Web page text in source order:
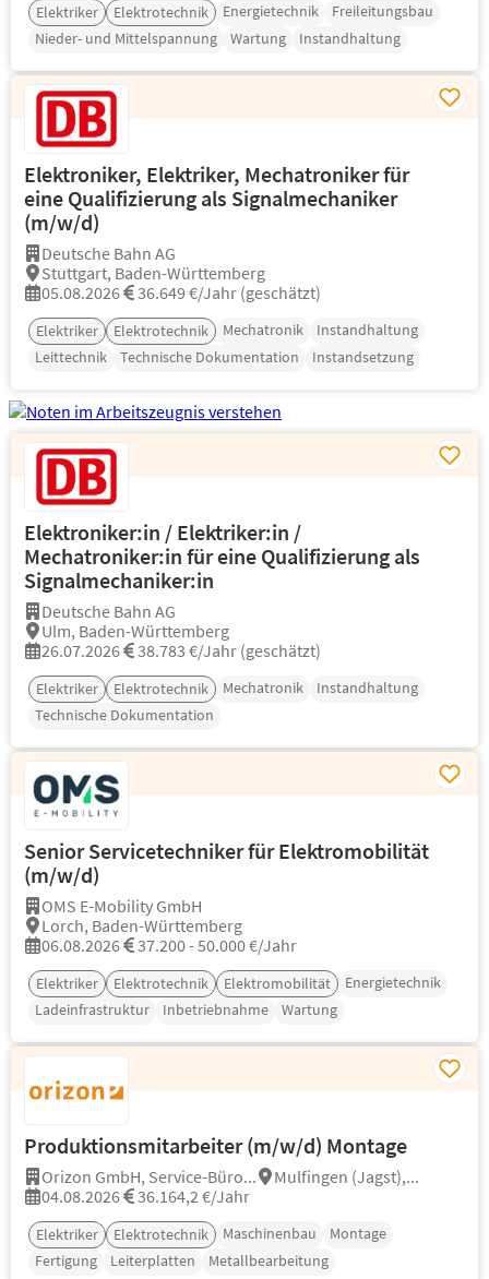
Elektriker Elektrotechnik Energietechnik
Freileitungsbau
Nieder- und Mittelspannung
Wartung Instandhaltung
Elektroniker, Elektriker, Mechatroniker für
eine Qualifizierung als Signalmechaniker
(m/w/d)
Deutsche Bahn AG
Stuttgart, Baden-Württemberg
05.08.2026
36.649 €/Jahr (geschätzt)
Elektriker Elektrotechnik Mechatronik
Instandhaltung
Leittechnik
Technische Dokumentation Instandsetzung
Elektroniker:in / Elektriker:in /
Mechatroniker:in für eine Qualifizierung als
Signalmechaniker:in
Deutsche Bahn AG
Ulm, Baden-Württemberg
26.07.2026
38.783 €/Jahr (geschätzt)
Elektriker Elektrotechnik Mechatronik
Instandhaltung
Technische Dokumentation
Senior Servicetechniker für Elektromobilität
(m/w/d)
OMS E-Mobility GmbH
Lorch, Baden-Württemberg
06.08.2026
37.200 - 50.000 €/Jahr
Elektriker Elektrotechnik Elektromobilität
Energietechnik
Ladeinfrastruktur
Inbetriebnahme Wartung
Produktionsmitarbeiter (m/w/d) Montage
Orizon GmbH, Service-Büro...
Mulfingen (Jagst),...
04.08.2026
36.164,2 €/Jahr
Elektriker Elektrotechnik Maschinenbau
Montage
Fertigung
Leiterplatten Metallbearbeitung